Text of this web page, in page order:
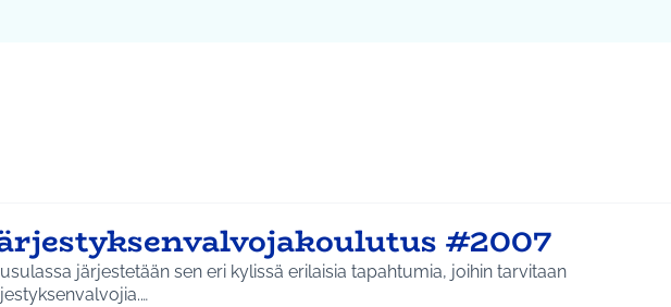
#2007
järjestetään sen eri kylissä erilaisia tapahtumia, joihin tarvitaan